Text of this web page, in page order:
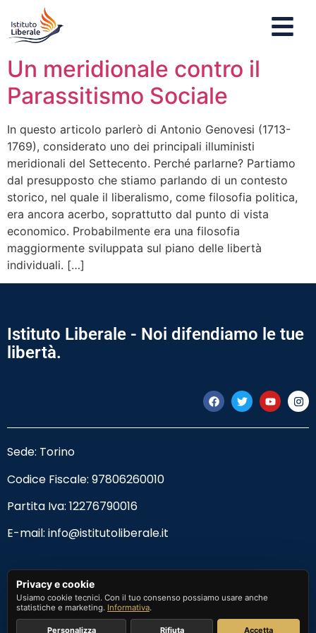
Un meridionale contro il
Parassitismo Sociale
In questo articolo parlerò di Antonio Genovesi (1713-
1769), considerato uno dei principali illuministi
meridionali del Settecento. Perché parlarne? Partiamo
dal presupposto che stiamo parlando di un contesto
storico, nel quale il liberalismo, come filosofia politica,
era ancora acerbo, soprattutto dal punto di vista
economico. Probabilmente era una filosofia
maggiormente sviluppata sul piano delle libertà
individuali. […]
Istituto Liberale - Noi difendiamo le tue
libertà.
Sede: Torino
Codice Fiscale: 97806260010
Partita Iva: 12276790016
E-mail: info@istitutoliberale.it
Privacy Policy
Privacy e cookie
Usiamo cookie tecnici. Con il tuo consenso possiamo usare anche
statistiche e marketing. Informativa.
Personalizza Rifiuta Accetta